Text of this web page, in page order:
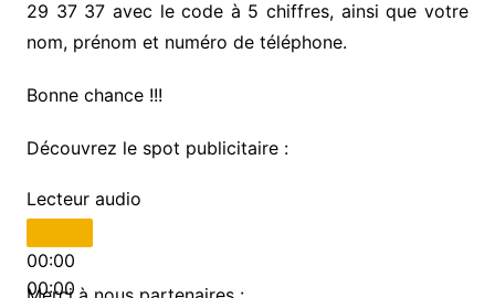
29 37 37 avec le code à 5 chiffres, ainsi que votre
nom, prénom et numéro de téléphone.
Bonne chance !!!
Découvrez le spot publicitaire :
Lecteur audio
00:00
00:00